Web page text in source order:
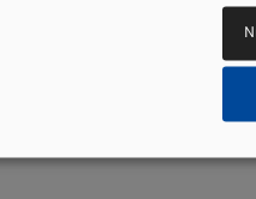
GmbH